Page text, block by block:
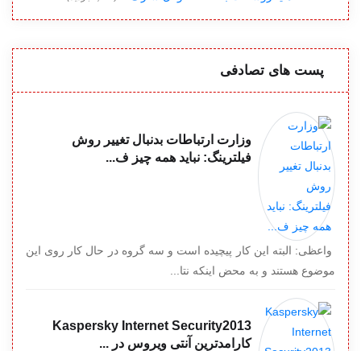
پست های تصادفی
وزارت ارتباطات بدنبال تغییر روش
فیلترینگ: نباید همه چیز ف...
واعظی: البته این کار پیچیده است و سه گروه در حال کار روی این
موضوع هستند و به محض اینکه نتا...
Kaspersky Internet Security2013
کارامدترین آنتی ویروس در ...